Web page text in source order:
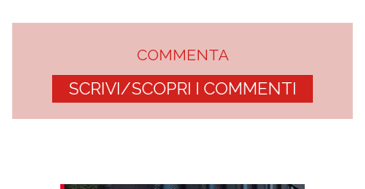
COMMENTA
SCRIVI/SCOPRI I COMMENTI